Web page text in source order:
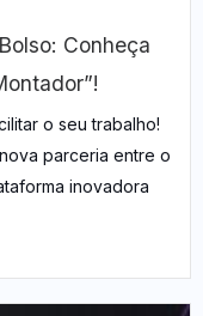
Conheça
o seu trabalho!
parceria entre o
inovadora